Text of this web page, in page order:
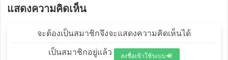
แสดงความคิดเห็น
จะต้องเป็นสมาชิกจึงจะแสดงความคิดเห็นได้
เป็นสมาชิกอยู่แล้ว ลงชื่อเข้าใช้ระบบ